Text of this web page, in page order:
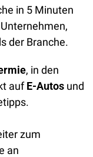
in 5 Minuten
der Branche.
, in den
auf E-Autos und
zum
an